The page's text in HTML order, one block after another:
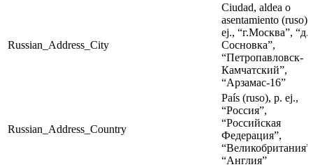
Russian_Address_City
Ciudad, aldea o
asentamiento (ruso),
ej., “г.Москва”, “д.
Сосновка”,
“Петропавловск-
Камчатский”,
“Арзамас-16”
Russian_Address_Country
País (ruso), p. ej.,
“Россия”,
“Российская
Федерация”,
“Великобритания”,
“Англия”